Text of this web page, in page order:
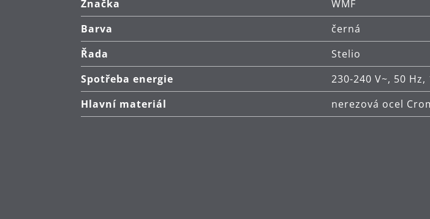
Značka
WMF
Barva
černá
Řada
Stelio
Spotřeba energie
230-240 V~, 50
Hlavní materiál
nerezová ocel